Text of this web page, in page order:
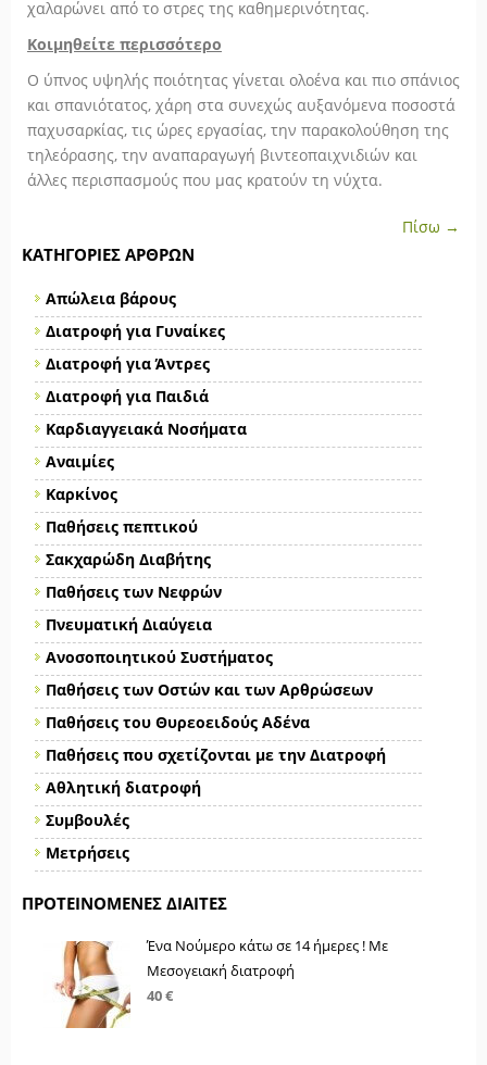
χαλαρώνει από το στρες της καθημερινότητας.
Κοιμηθείτε περισσότερο
Ο ύπνος υψηλής ποιότητας γίνεται ολοένα και πιο σπάνιος
και σπανιότατος, χάρη στα συνεχώς αυξανόμενα ποσοστά
παχυσαρκίας, τις ώρες εργασίας, την παρακολούθηση της
τηλεόρασης, την αναπαραγωγή βιντεοπαιχνιδιών και
άλλες περισπασμούς που μας κρατούν τη νύχτα.
Πίσω →
ΚΑΤΗΓΟΡΊΕΣ ΆΡΘΡΩΝ
Απώλεια βάρους
Διατροφή για Γυναίκες
Διατροφή για Άντρες
Διατροφή για Παιδιά
Καρδιαγγειακά Νοσήματα
Αναιμίες
Καρκίνος
Παθήσεις πεπτικού
Σακχαρώδη Διαβήτης
Παθήσεις των Νεφρών
Πνευματική Διαύγεια
Ανοσοποιητικού Συστήματος
Παθήσεις των Οστών και των Αρθρώσεων
Παθήσεις του Θυρεοειδούς Αδένα
Παθήσεις που σχετίζονται με την Διατροφή
Αθλητική διατροφή
Συμβουλές
Μετρήσεις
ΠΡΟΤΕΙΝΌΜΕΝΕΣ ΔΊΑΙΤΕΣ
Ένα Νούμερο κάτω σε 14 ήμερες ! Με
Μεσογειακή διατροφή
40 €